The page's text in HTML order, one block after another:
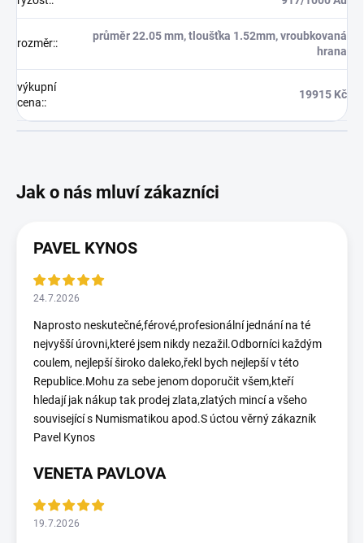
rozměr::
průměr 22.05 mm, tloušťka 1.52mm, vroubkovaná
hrana
výkupní
cena::
19915 Kč
PAVEL KYNOS
24.7.2026
Naprosto neskutečné,férové,profesionální jednání na té
nejvyšší úrovni,které jsem nikdy nezažil.Odborníci každým
coulem, nejlepší široko daleko,řekl bych nejlepší v této
Republice.Mohu za sebe jenom doporučit všem,kteří
hledají jak nákup tak prodej zlata,zlatých mincí a všeho
související s Numismatikou apod.S úctou věrný zákazník
Pavel Kynos
VENETA PAVLOVA
19.7.2026